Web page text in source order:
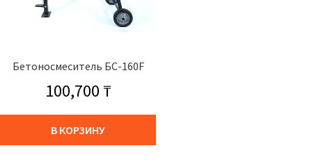
Бетоносмеситель БС-160F
100,700₸
В КОРЗИНУ